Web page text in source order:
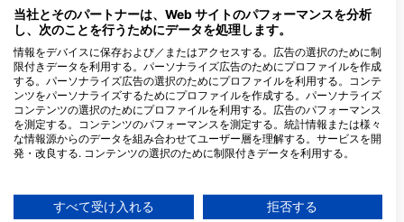
NAUTILUS
Kapelanka 1a, 30-347
Kraków, ポーランド
当社とそのパートナーは、Web サイトのパフォーマンスを分析
し、次のことを行うためにデータを処理します。
情報をデバイスに保存および／またはアクセスする。広告の選択のために制
限付きデータを利用する。パーソナライズ広告のためにプロファイルを作成
する。パーソナライズ広告の選択のためにプロファイルを利用する。コンテ
ンツをパーソナライズするためにプロファイルを作成する。パーソナライズ
コンテンツの選択のためにプロファイルを利用する。広告のパフォーマンス
を測定する。コンテンツのパフォーマンスを測定する。統計情報または様々
な情報源からのデータを組み合わせてユーザー層を理解する。サービスを開
発・改良する. コンテンツの選択のために制限付きデータを利用する。
データは欧州連合外で共有され、米国に送信される場合があります。
すべて受け入れる 拒否する